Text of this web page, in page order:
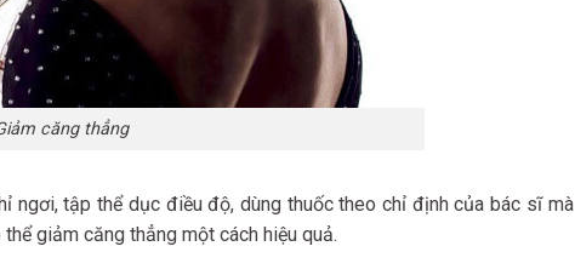
căng thẳng
ngơi, tập thể dục điều độ, dùng thuốc theo chỉ định của bác sĩ mà
giảm căng thẳng một cách hiệu quả.